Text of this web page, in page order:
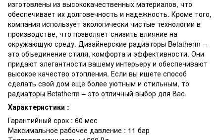
изготовлены из высококачественных материалов, что
обеспечивает их долговечность и надежность. Кроме того,
компания использует экологически чистые технологии в
производстве, что позволяет снизить влияние на
окружающую среду. Дизайнерские радиаторы Betatherm –
это объединение стиля, комфорта и эффективности. Они
придают элегантности вашему интерьеру и обеспечивают
высокое качество отопления. Если вы ищете способ
сделать свой дом еще более уютным и стильным, то
радиаторы Betatherm – это отличный выбор для Вас.
Характеристики :
Гарантийный срок : 60 мес
Максимальное рабочее давление : 11 бар